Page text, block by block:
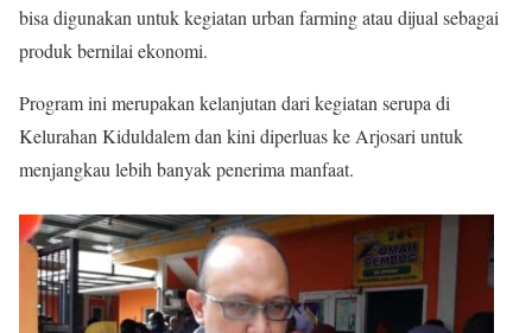
bisa digunakan untuk kegiatan urban farming atau dijual sebagai
produk bernilai ekonomi.
Program ini merupakan kelanjutan dari kegiatan serupa di
Kelurahan Kiduldalem dan kini diperluas ke Arjosari untuk
menjangkau lebih banyak penerima manfaat.